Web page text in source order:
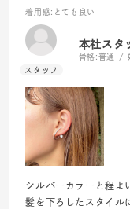
着用感:とても良い
本社スタ
骨格: 普通
シルバーカラーと程よ
髪を下ろしたスタイル